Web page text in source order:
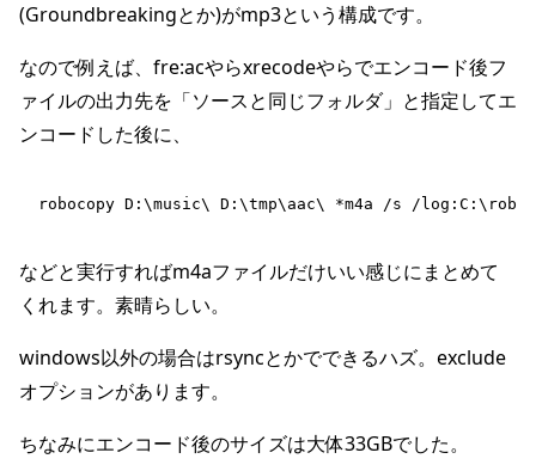
(Groundbreakingとか)がmp3という構成です。
なので例えば、fre:acやらxrecodeやらでエンコード後フ
ァイルの出力先を「ソースと同じフォルダ」と指定してエ
ンコードした後に、
robocopy D:\music\ D:\tmp\aac\ *m4a /s /
などと実行すればm4aファイルだけいい感じにまとめて
くれます。素晴らしい。
windows以外の場合はrsyncとかでできるハズ。exclude
オプションがあります。
ちなみにエンコード後のサイズは大体33GBでした。